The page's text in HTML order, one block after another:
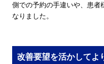
側での予約の手違いや、患者
なりました。
改善要望を活かしてよ